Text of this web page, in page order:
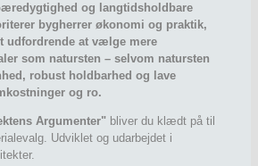
og langtidsholdbare
bygherrer økonomi og praktik,
udfordrende at vælge mere
som natursten – selvom natursten
robust holdbarhed og lave
og ro.
Argumenter" bliver du klædt på til
Udviklet og udarbejdet i